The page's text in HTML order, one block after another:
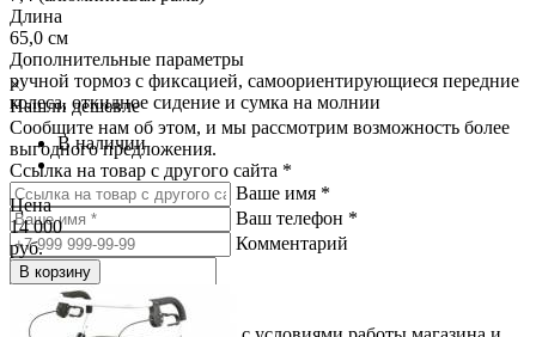
Длина
65,0 см
Дополнительные параметры
ручной тормоз с фиксацией, самоориентирующиеся передние
колеса, откидное сидение и сумка на молнии
В наличии
Цена
14 000
руб.
В корзину
×
Нашли дешевле
Сообщите нам об этом, и мы рассмотрим возможность более
выгодного предложения.
Ссылка на товар с другого сайта *
Ваше имя *
Ваш телефон *
Комментарий